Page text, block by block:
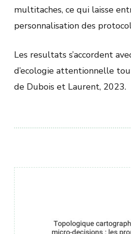
multitaches, ce qui laisse
personnalisation des
Les resultats s’accordent
d’ecologie attentionnelle
de Dubois et Laurent, 2023.